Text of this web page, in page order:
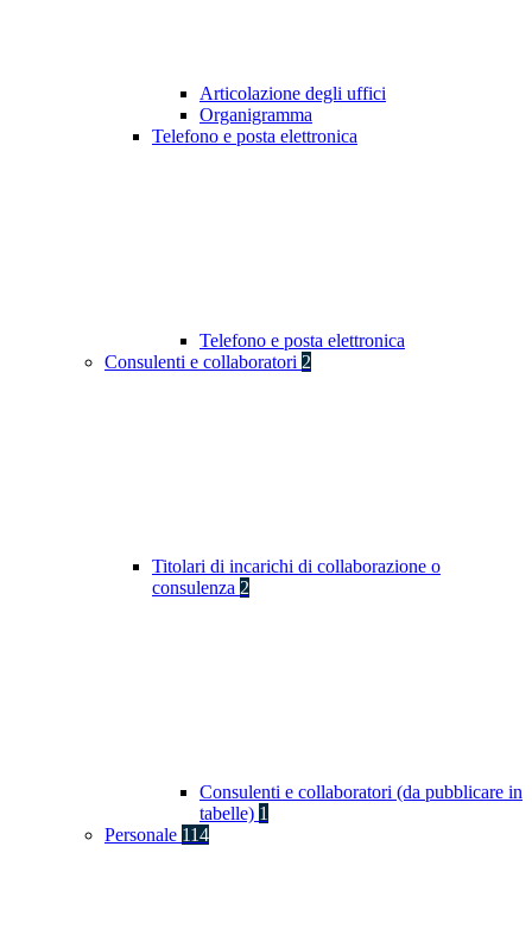
Articolazione degli uffici
Organigramma
Telefono e posta elettronica
Telefono e posta elettronica
Consulenti e collaboratori 2
Titolari di incarichi di collaborazione o
consulenza 2
Consulenti e collaboratori (da pubblicare in
tabelle) 1
Personale 114